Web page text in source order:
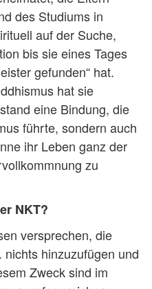
des Studiums in
auf der Suche,
bis sie eines Tages
gefunden“ hat.
hat sie
eine Bindung, die
führte, sondern auch
ihr Leben ganz der
zu
NKT?
versprechen, die
hinzuzufügen und
Zweck sind im